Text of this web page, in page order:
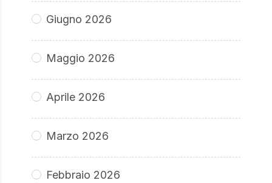
Giugno 2026
Maggio 2026
Aprile 2026
Marzo 2026
Febbraio 2026